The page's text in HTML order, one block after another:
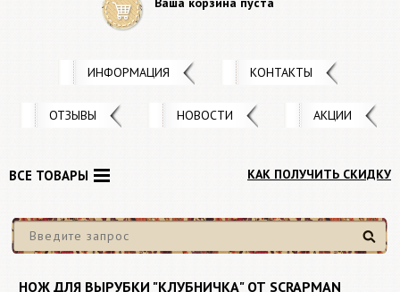
ИНФОРМАЦИЯ КОНТАКТЫ
ОТЗЫВЫ НОВОСТИ АКЦИИ
КАК ПОЛУЧИТЬ СКИДКУ
Найти
ВСЕ ТОВАРЫ
НОЖ ДЛЯ ВЫРУБКИ "КЛУБНИЧКА" ОТ SCRAPMAN